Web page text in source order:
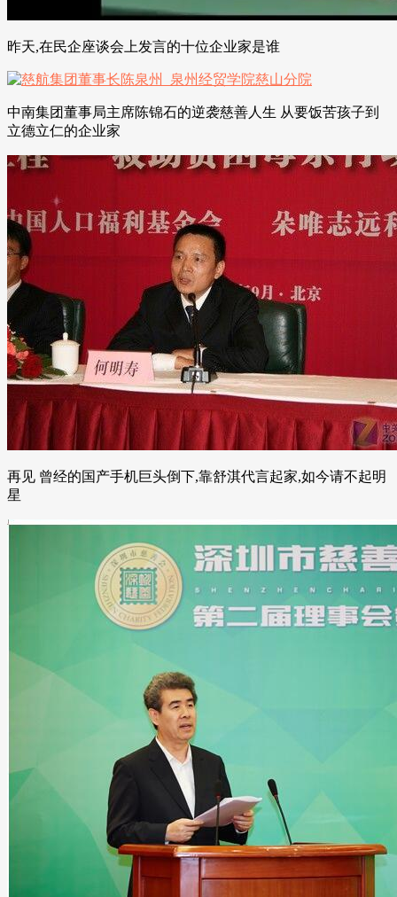
昨天,在民企座谈会上发言的十位企业家是谁
中南集团董事局主席陈锦石的逆袭慈善人生 从要饭苦孩子到
立德立仁的企业家
再见 曾经的国产手机巨头倒下,靠舒淇代言起家,如今请不起明
星